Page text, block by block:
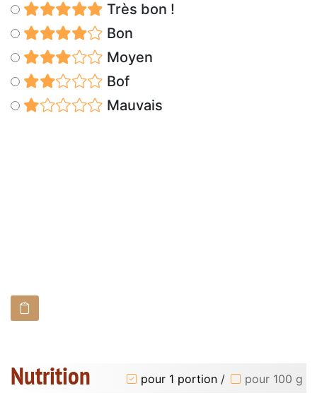
Très bon !
Bon
Moyen
Bof
Mauvais
Nutrition pour 1 portion / pour 100 g